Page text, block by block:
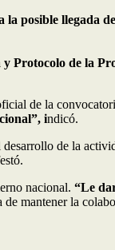
la posible
Protocolo de la
de la
indicó.
de la
nacional. “Le
mantener la